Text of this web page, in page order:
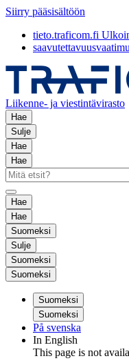
Siirry pääsisältöön
tieto.traficom.fi
Liikenne- ja viestintävirasto
Hae
Sulje
Hae
Hae
Hae
Hae
Suomeksi
Sulje
Suomeksi
Suomeksi
Suomeksi
Suomeksi
På svenska
In English
This page is not